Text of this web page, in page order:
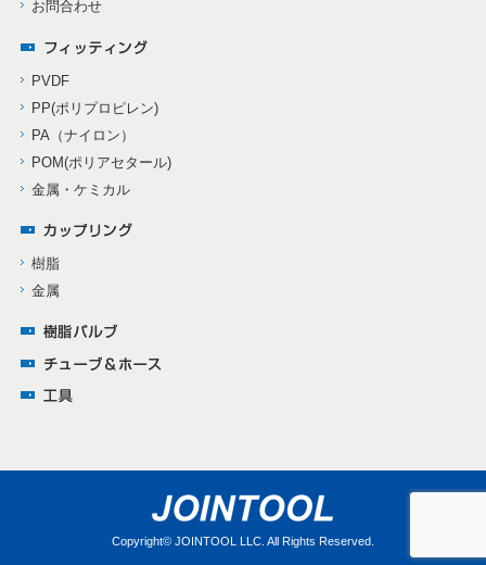
お問合わせ
PVDF
PP(ポリプロピレン)
PA（ナイロン）
POM(ポリアセタール)
金属・ケミカル
樹脂
金属
Copyright© JOINTOOL LLC. All Rights Reserved.